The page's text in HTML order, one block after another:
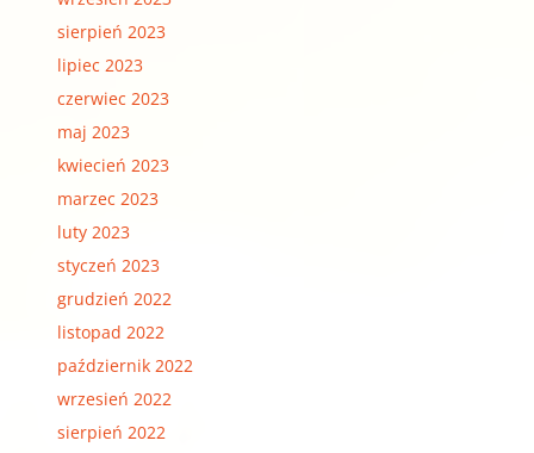
sierpień 2023
lipiec 2023
czerwiec 2023
maj 2023
kwiecień 2023
marzec 2023
luty 2023
styczeń 2023
grudzień 2022
listopad 2022
październik 2022
wrzesień 2022
sierpień 2022